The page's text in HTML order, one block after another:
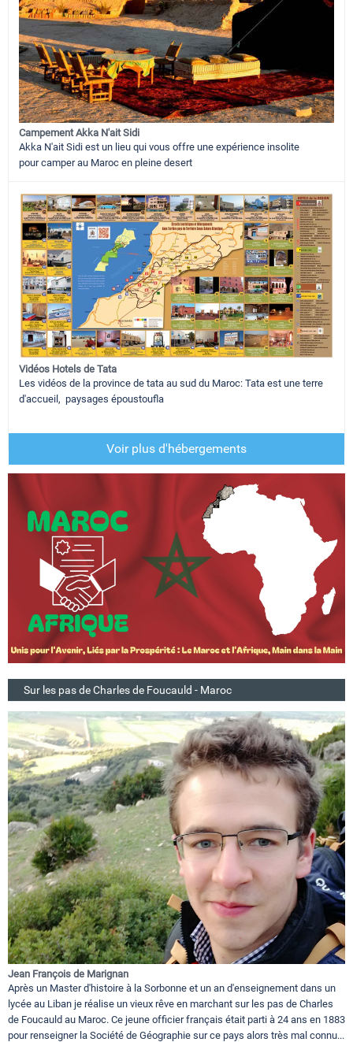
Campement Akka N'ait Sidi
Akka N'ait Sidi est un lieu qui vous offre une expérience insolite
pour camper au Maroc en pleine desert
Vidéos Hotels de Tata
Les vidéos de la province de tata au sud du Maroc: Tata est une terre
d'accueil, paysages époustoufla
Voir plus d'hébergements
Sur les pas de Charles de Foucauld - Maroc
Jean François de Marignan
Après un Master d'histoire à la Sorbonne et un an d'enseignement dans un
lycée au Liban je réalise un vieux rêve en marchant sur les pas de Charles
de Foucauld au Maroc. Ce jeune officier français était parti à 24 ans en 1883
pour renseigner la Société de Géographie sur ce pays alors très mal connu...